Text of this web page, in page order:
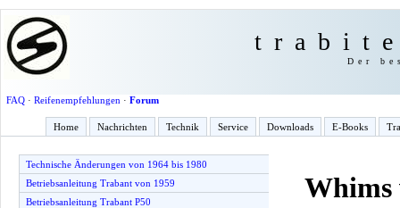
Der
FAQ· Reifenempfehlungen · Forum
Home Nachrichten Technik Service Downloads E-Books
Technische Änderungen von 1964 bis 1980
Betriebsanleitung Trabant von 1959
Betriebsanleitung Trabant P50
Whims